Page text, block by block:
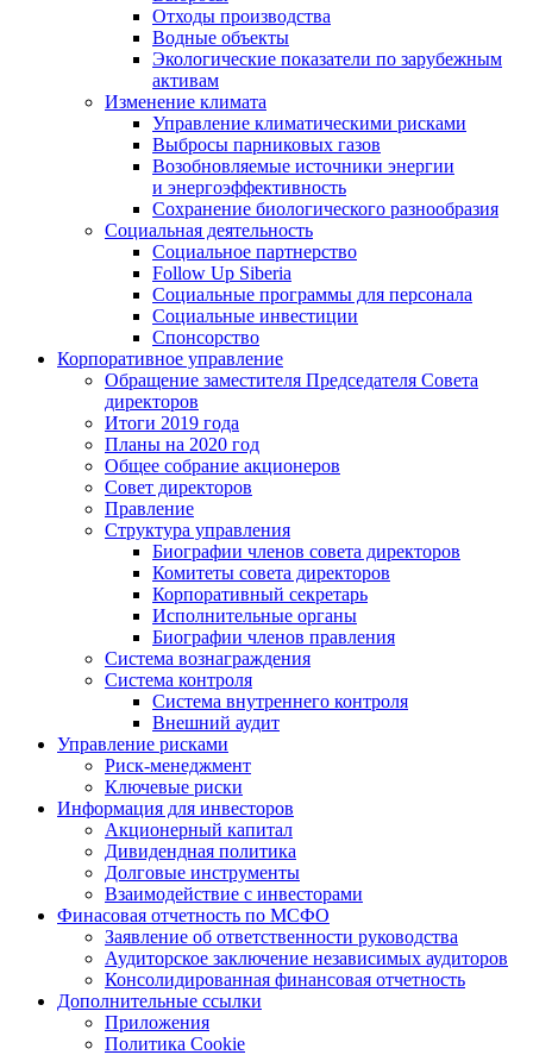
Отходы производства
Водные объекты
Экологические показатели по зарубежным
активам
Изменение климата
Управление климатическими рисками
Выбросы парниковых газов
Возобновляемые источники энергии
и энергоэффективность
Сохранение биологического разнообразия
Социальная деятельность
Социальное партнерство
Follow Up Siberia
Социальные программы для персонала
Социальные инвестиции
Спонсорство
Корпоративное управление
Обращение заместителя Председателя Совета
директоров
Итоги 2019 года
Планы на 2020 год
Общее собрание акционеров
Совет директоров
Правление
Структура управления
Биографии членов совета директоров
Комитеты совета директоров
Корпоративный секретарь
Исполнительные органы
Биографии членов правления
Система вознаграждения
Система контроля
Система внутреннего контроля
Внешний аудит
Управление рисками
Риск-менеджмент
Ключевые риски
Информация для инвесторов
Акционерный капитал
Дивидендная политика
Долговые инструменты
Взаимодействие с инвеcторами
Финасовая отчетность по МСФО
Заявление об ответственности руководства
Аудиторское заключение независимых аудиторов
Консолидированная финансовая отчетность
Дополнительные ссылки
Приложения
Политика Cookie